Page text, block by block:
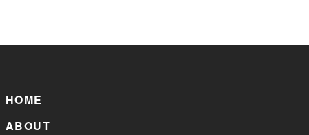
HOME
ABOUT